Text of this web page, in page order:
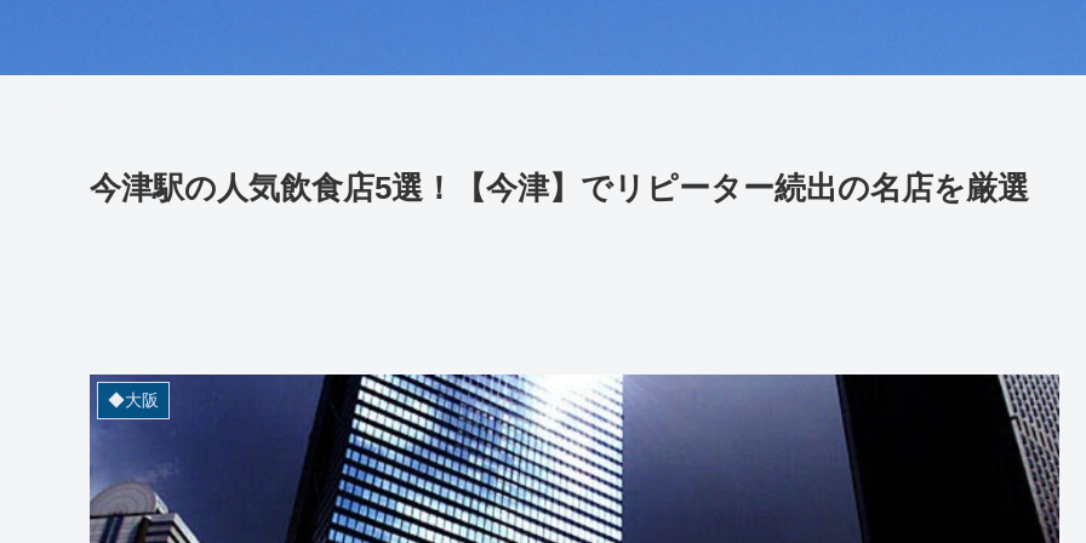
今津駅の人気飲食店5選！【今津】でリピーター続出の名店を厳選
◆大阪